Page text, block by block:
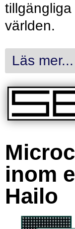
världen.
Läs mer...
inom
Hailo